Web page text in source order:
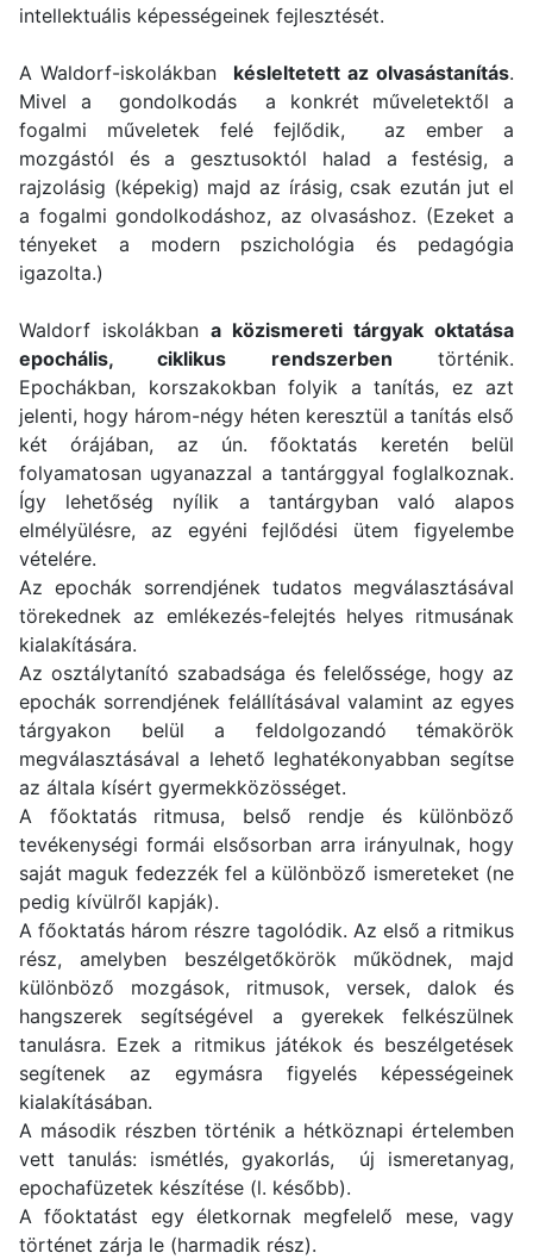
intellektuális képességeinek fejlesztését.
A Waldorf-iskolákban késleltetett az olvasástanítás.
Mivel a gondolkodás a konkrét műveletektől a
fogalmi műveletek felé fejlődik,az ember a
mozgástól és a gesztusoktól halad a festésig, a
rajzolásig (képekig) majd az írásig, csak ezután jut el
a fogalmi gondolkodáshoz, az olvasáshoz. (Ezeket a
tényeket a modern pszichológia és pedagógia
igazolta.)
Waldorf iskolákban a közismereti tárgyak oktatása
epochális, ciklikus rendszerben történik.
Epochákban, korszakokban folyik a tanítás, ez azt
jelenti, hogy három-négy héten keresztül a tanítás első
két órájában, az ún. főoktatás keretén belül
folyamatosan ugyanazzal a tantárggyal foglalkoznak.
Így lehetőség nyílik a tantárgyban való alapos
elmélyülésre, az egyéni fejlődési ütem figyelembe
vételére.
Az epochák sorrendjének tudatos megválasztásával
törekednek az emlékezés-felejtés helyes ritmusának
kialakítására.
Az osztálytanító szabadsága és felelőssége, hogy az
epochák sorrendjének felállításával valamint az egyes
tárgyakon belül a feldolgozandó témakörök
megválasztásával a lehető leghatékonyabban segítse
az általa kísért gyermekközösséget.
A főoktatás ritmusa, belső rendje és különböző
tevékenységi formái elsősorban arra irányulnak, hogy
saját maguk fedezzék fel a különböző ismereteket (ne
pedig kívülről kapják).
A főoktatás három részre tagolódik. Az első a ritmikus
rész, amelyben beszélgetőkörök működnek, majd
különböző mozgások, ritmusok, versek, dalok és
hangszerek segítségével a gyerekek felkészülnek
tanulásra. Ezek a ritmikus játékok és beszélgetések
segítenek az egymásra figyelés képességeinek
kialakításában.
A második részben történik a hétköznapi értelemben
vett tanulás: ismétlés, gyakorlás, új ismeretanyag,
epochafüzetek készítése (l. később).
A főoktatást egy életkornak megfelelő mese, vagy
történet zárja le (harmadik rész).